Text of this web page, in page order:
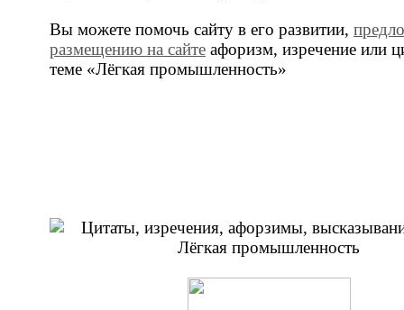
Вы можете помочь сайту в его развитии,
размещению на сайте афоризм, изречение или
теме «Лёгкая промышленность»